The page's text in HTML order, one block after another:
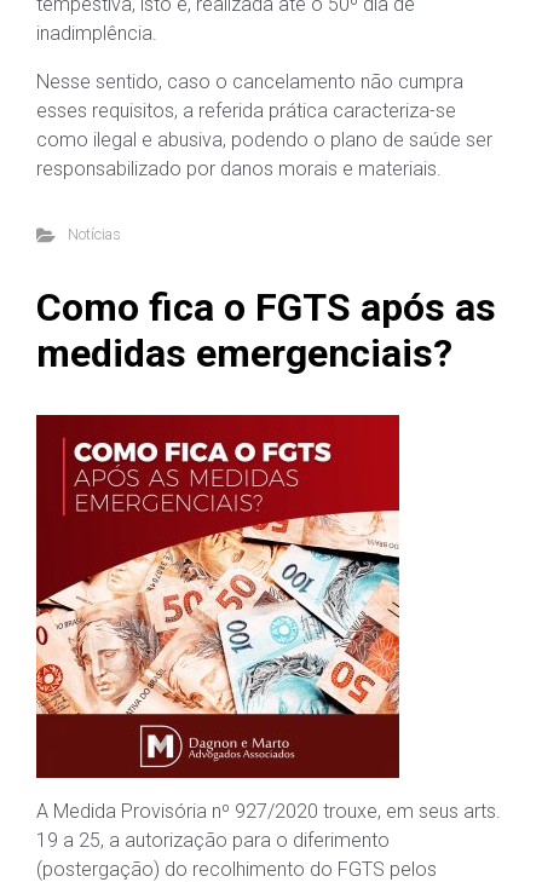
inadimplência.
Nesse sentido, caso o cancelamento não cumpra
esses requisitos, a referida prática caracteriza-se
como ilegal e abusiva, podendo o plano de saúde ser
responsabilizado por danos morais e materiais.
Notícias
Como fica o FGTS após as
medidas emergenciais?
A Medida Provisória nº 927/2020 trouxe, em seus arts.
19 a 25, a autorização para o diferimento
(postergação) do recolhimento do FGTS pelos